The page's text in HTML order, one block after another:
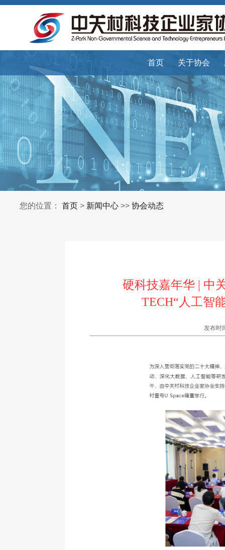
首页 关于协会
您的位置：首页 > 新闻中心 >>协会动态
硬科技嘉年华 | 中
TECH“人工智
发布时